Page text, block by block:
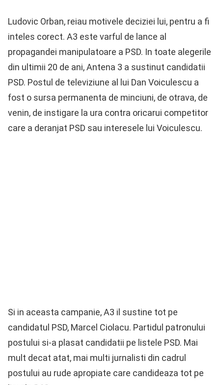
Ludovic Orban, reiau motivele deciziei lui, pentru a fi
inteles corect. A3 este varful de lance al
propagandei manipulatoare a PSD. In toate alegerile
din ultimii 20 de ani, Antena 3 a sustinut candidatii
PSD. Postul de televiziune al lui Dan Voiculescu a
fost o sursa permanenta de minciuni, de otrava, de
venin, de instigare la ura contra oricarui competitor
care a deranjat PSD sau interesele lui Voiculescu.
Si in aceasta campanie, A3 il sustine tot pe
candidatul PSD, Marcel Ciolacu. Partidul patronului
postului si-a plasat candidatii pe listele PSD. Mai
mult decat atat, mai multi jurnalisti din cadrul
postului au rude apropiate care candideaza tot pe